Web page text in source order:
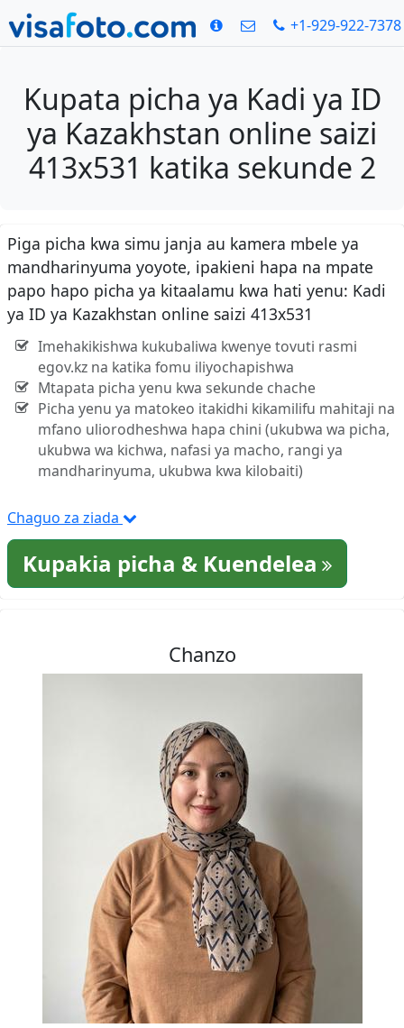
+1-929-922-7378
Kupata picha ya Kadi ya ID
ya Kazakhstan online saizi
413x531 katika sekunde 2
Piga picha kwa simu janja au kamera mbele ya
mandharinyuma yoyote, ipakieni hapa na mpate
papo hapo picha ya kitaalamu kwa hati yenu: Kadi
ya ID ya Kazakhstan online saizi 413x531
Imehakikishwa kukubaliwa kwenye tovuti rasmi
egov.kz na katika fomu iliyochapishwa
Mtapata picha yenu kwa sekunde chache
Picha yenu ya matokeo itakidhi kikamilifu mahitaji na
mfano uliorodheshwa hapa chini (ukubwa wa picha,
ukubwa wa kichwa, nafasi ya macho, rangi ya
mandharinyuma, ukubwa kwa kilobaiti)
Chaguo za ziada
Kupakia picha & Kuendelea
Chanzo